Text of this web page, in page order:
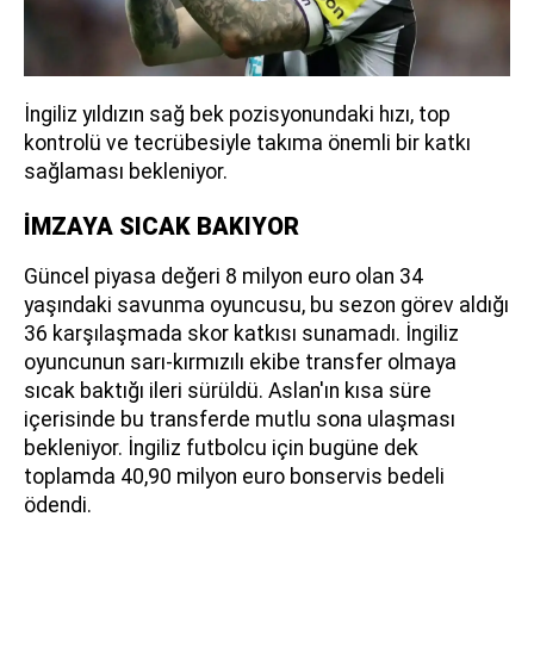
İngiliz yıldızın sağ bek pozisyonundaki hızı, top
kontrolü ve tecrübesiyle takıma önemli bir katkı
sağlaması bekleniyor.
İMZAYA SICAK BAKIYOR
Güncel piyasa değeri 8 milyon euro olan 34
yaşındaki savunma oyuncusu, bu sezon görev aldığı
36 karşılaşmada skor katkısı sunamadı. İngiliz
oyuncunun sarı-kırmızılı ekibe transfer olmaya
sıcak baktığı ileri sürüldü. Aslan'ın kısa süre
içerisinde bu transferde mutlu sona ulaşması
bekleniyor. İngiliz futbolcu için bugüne dek
toplamda 40,90 milyon euro bonservis bedeli
ödendi.